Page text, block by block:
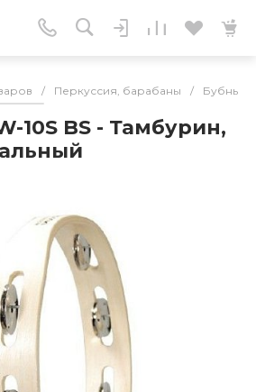
/ Перкуссия, барабаны / Бубны
10S BS - Тамбурин,